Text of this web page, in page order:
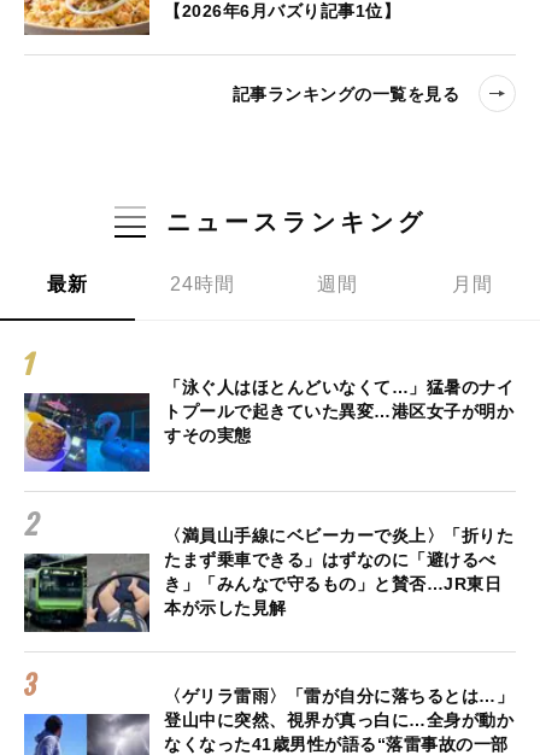
【2026年6月バズり記事1位】
記事ランキングの一覧を見る
ニュースランキング
最新 24時間 週間 月間
「泳ぐ人はほとんどいなくて…」猛暑のナイ
トプールで起きていた異変…港区女子が明か
すその実態
〈満員山手線にベビーカーで炎上〉「折りた
たまず乗車できる」はずなのに「避けるべ
き」「みんなで守るもの」と賛否…JR東日
本が示した見解
〈ゲリラ雷雨〉「雷が自分に落ちるとは…」
登山中に突然、視界が真っ白に…全身が動か
なくなった41歳男性が語る“落雷事故の一部